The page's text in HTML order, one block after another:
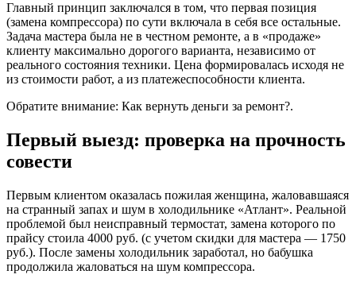
Главный принцип заключался в том, что первая позиция
(замена компрессора) по сути включала в себя все остальные.
Задача мастера была не в честном ремонте, а в «продаже»
клиенту максимально дорогого варианта, независимо от
реального состояния техники. Цена формировалась исходя не
из стоимости работ, а из платежеспособности клиента.
Обратите внимание: Как вернуть деньги за ремонт?.
Первый выезд: проверка на прочность
совести
Первым клиентом оказалась пожилая женщина, жаловавшаяся
на странный запах и шум в холодильнике «Атлант». Реальной
проблемой был неисправный термостат, замена которого по
прайсу стоила 4000 руб. (с учетом скидки для мастера — 1750
руб.). После замены холодильник заработал, но бабушка
продолжила жаловаться на шум компрессора.